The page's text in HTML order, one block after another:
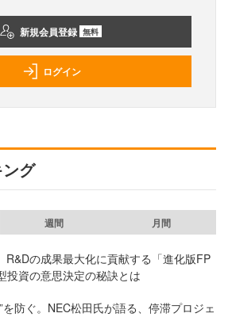
新規会員登録 無料
ログイン
グ
週間 月間
R&Dの成果最大化に貢献する「進化版FP
投資の意思決定の秘訣とは
を防ぐ。NEC松田氏が語る、停滞プロジェ